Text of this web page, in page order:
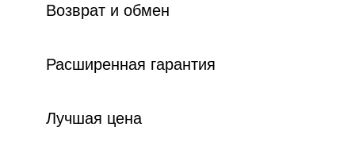
Возврат и обмен
Расширенная гарантия
Лучшая цена